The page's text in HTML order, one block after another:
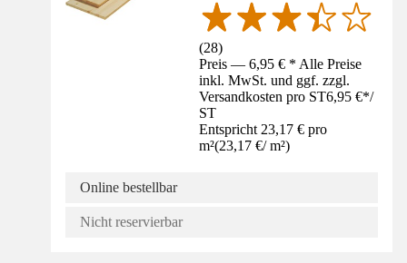
(28)
Preis — 6,95 € * Alle Preise
inkl. MwSt. und ggf. zzgl.
Versandkosten pro ST6,95 €*/
ST
Entspricht 23,17 € pro
m²(23,17 €/ m²)
Online bestellbar
Nicht reservierbar